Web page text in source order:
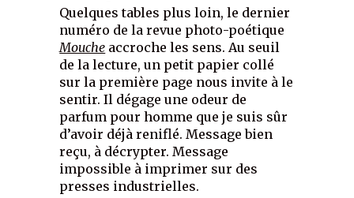
Quelques tables plus loin, le dernier
numéro de la revue photo-poétique
Mouche accroche les sens. Au seuil
de la lecture, un petit papier collé
sur la première page nous invite à le
sentir. Il dégage une odeur de
parfum pour homme que je suis sûr
d’avoir déjà reniflé. Message bien
reçu, à décrypter. Message
impossible à imprimer sur des
presses industrielles.